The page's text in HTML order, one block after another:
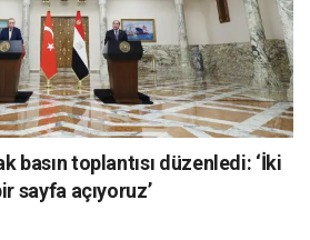
basın toplantısı düzenledi: ‘İki
sayfa açıyoruz’